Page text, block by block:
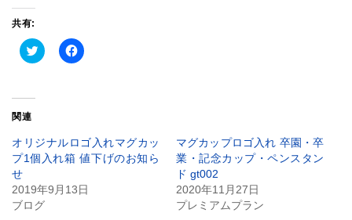
共有:
ク
リ
有
(新
し
ィ
ン
ド
Facebook
で
リ
ッ
ク
く
関連
オリジナルロゴ入れマグカッ
プ1個入れ箱 値下げのお知ら
せ
2019年9月13日
ブログ
マグカップロゴ入れ 卒園・卒
業・記念カップ・ペンスタン
ド gt002
2020年11月27日
プレミアムプラン